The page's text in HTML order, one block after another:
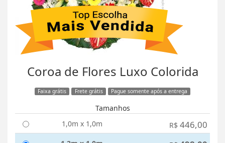
Coroa de Flores Luxo Colorida
Faixa grátis Frete grátis Pague somente após a entrega
Tamanhos
1,0m x 1,0m
R$ 446,00